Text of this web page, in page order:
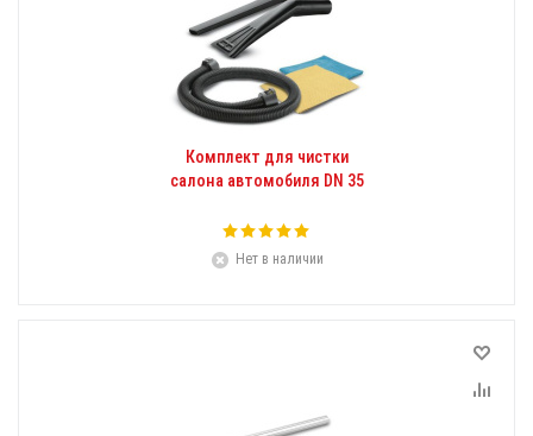
Комплект для чистки
салона автомобиля DN 35
Нет в наличии